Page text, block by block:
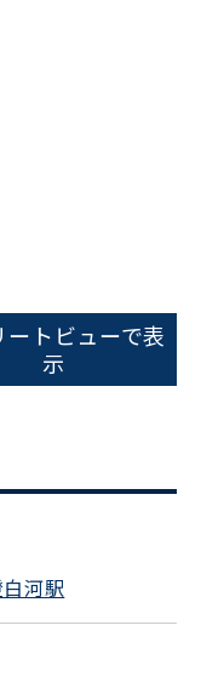
す
せ
ートビューで表
示
河駅